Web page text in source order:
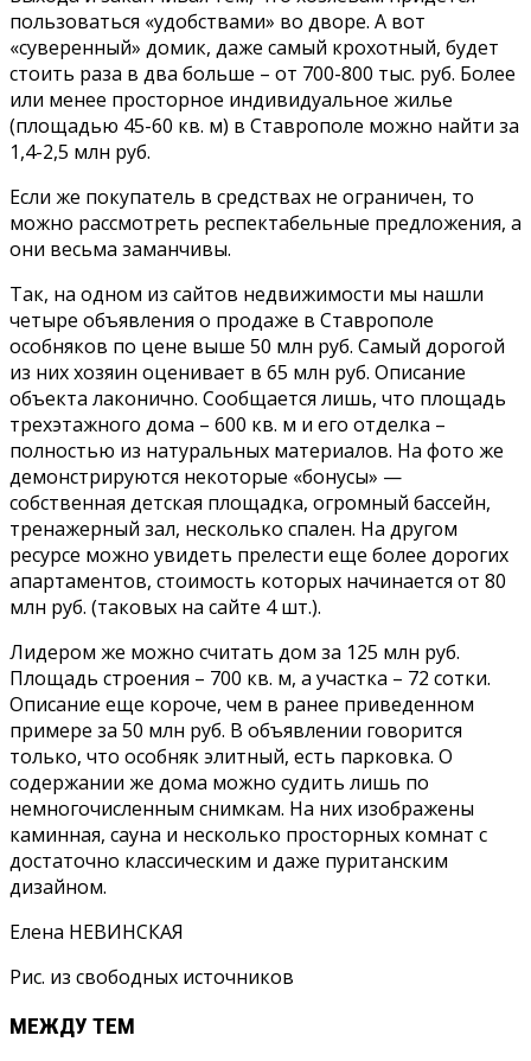
пользоваться «удобствами» во дворе. А вот
«суверенный» домик, даже самый крохотный, будет
стоить раза в два больше – от 700-800 тыс. руб. Более
или менее просторное индивидуальное жилье
(площадью 45-60 кв. м) в Ставрополе можно найти за
1,4-2,5 млн руб.
Если же покупатель в средствах не ограничен, то
можно рассмотреть респектабельные предложения, а
они весьма заманчивы.
Так, на одном из сайтов недвижимости мы нашли
четыре объявления о продаже в Ставрополе
особняков по цене выше 50 млн руб. Самый дорогой
из них хозяин оценивает в 65 млн руб. Описание
объекта лаконично. Сообщается лишь, что площадь
трехэтажного дома – 600 кв. м и его отделка –
полностью из натуральных материалов. На фото же
демонстрируются некоторые «бонусы» —
собственная детская площадка, огромный бассейн,
тренажерный зал, несколько спален. На другом
ресурсе можно увидеть прелести еще более дорогих
апартаментов, стоимость которых начинается от 80
млн руб. (таковых на сайте 4 шт.).
Лидером же можно считать дом за 125 млн руб.
Площадь строения – 700 кв. м, а участка – 72 сотки.
Описание еще короче, чем в ранее приведенном
примере за 50 млн руб. В объявлении говорится
только, что особняк элитный, есть парковка. О
содержании же дома можно судить лишь по
немногочисленным снимкам. На них изображены
каминная, сауна и несколько просторных комнат с
достаточно классическим и даже пуританским
дизайном.
Елена НЕВИНСКАЯ
Рис. из свободных источников
МЕЖДУ ТЕМ